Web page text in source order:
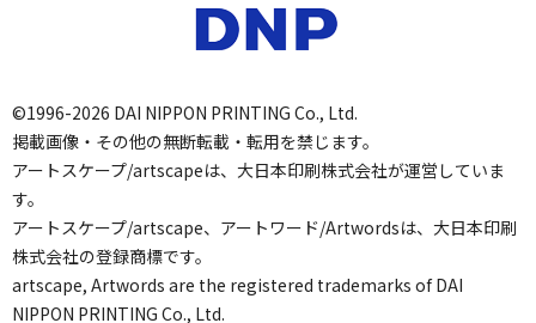
©1996-2026 DAI NIPPON PRINTING Co., Ltd.
掲載画像・その他の無断転載・転用を禁じます。
アートスケープ/artscapeは、大日本印刷株式会社が運営していま
す。
アートスケープ/artscape、アートワード/Artwordsは、大日本印刷
株式会社の登録商標です。
artscape, Artwords are the registered trademarks of DAI
NIPPON PRINTING Co., Ltd.